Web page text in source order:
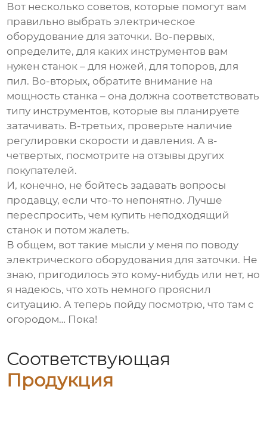
Вот несколько советов, которые помогут вам
правильно выбратьэлектрическое
оборудование для заточки. Во-первых,
определите, для каких инструментов вам
нужен станок – для ножей, для топоров, для
пил. Во-вторых, обратите внимание на
мощность станка – она должна соответствовать
типу инструментов, которые вы планируете
затачивать. В-третьих, проверьте наличие
регулировки скорости и давления. А в-
четвертых, посмотрите на отзывы других
покупателей.
И, конечно, не бойтесь задавать вопросы
продавцу, если что-то непонятно. Лучше
переспросить, чем купить неподходящий
станок и потом жалеть.
В общем, вот такие мысли у меня по поводу
электрического оборудования для заточки. Не
знаю, пригодилось это кому-нибудь или нет, но
я надеюсь, что хоть немного прояснил
ситуацию. А теперь пойду посмотрю, что там с
огородом… Пока!
Соответствующая
Продукция